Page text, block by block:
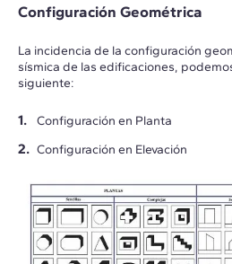
Configuración Geométrica
La incidencia de la configuración
sísmica de las edificaciones,
siguiente:
Configuración en Planta
Configuración en Elevación